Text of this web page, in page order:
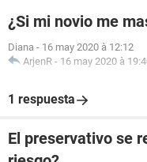
¿Si mi novio me
Diana - 16 may 2020 à 12:12
ArjenR - 16 may 2020 à
1 respuesta
El preservativo se